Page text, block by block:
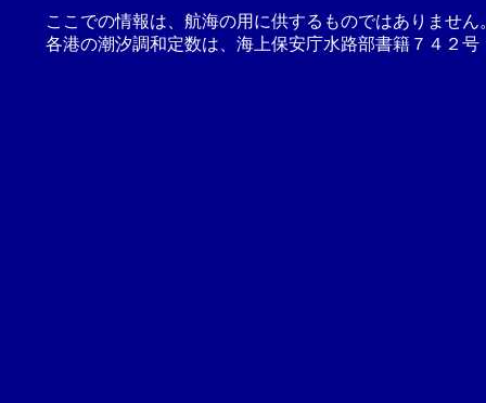
ここでの情報は、航海の用に供するものではありませ
各港の潮汐調和定数は、海上保安庁水路部書籍７４２